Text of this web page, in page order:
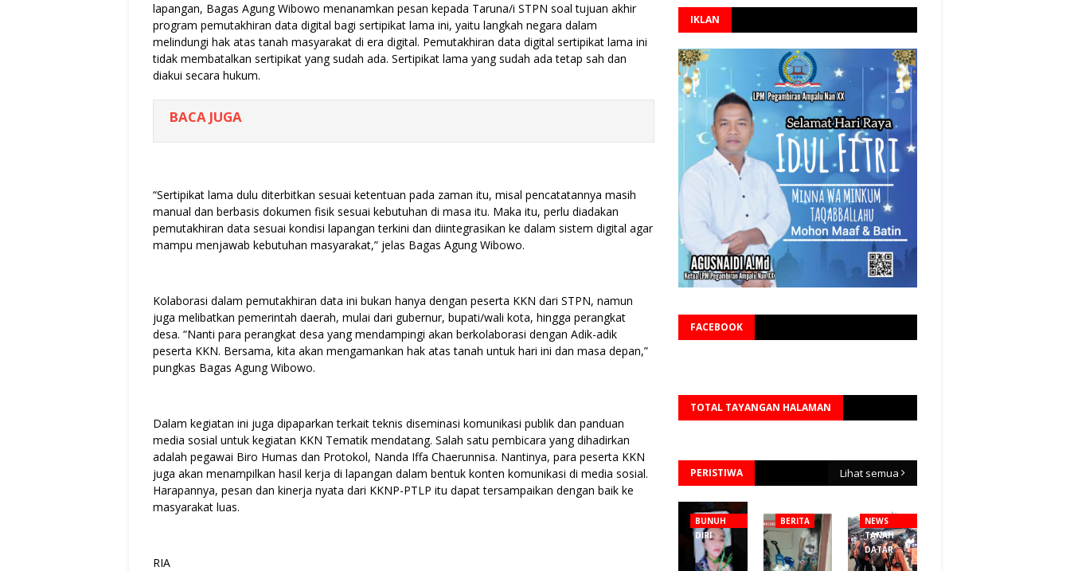
lapangan, Bagas Agung Wibowo menanamkan pesan kepada Taruna/i STPN soal tujuan akhir
program pemutakhiran data digital bagi sertipikat lama ini, yaitu langkah negara dalam
melindungi hak atas tanah masyarakat di era digital. Pemutakhiran data digital sertipikat lama ini
tidak membatalkan sertipikat yang sudah ada. Sertipikat lama yang sudah ada tetap sah dan
diakui secara hukum.
BACA JUGA
“Sertipikat lama dulu diterbitkan sesuai ketentuan pada zaman itu, misal pencatatannya masih
manual dan berbasis dokumen fisik sesuai kebutuhan di masa itu. Maka itu, perlu diadakan
pemutakhiran data sesuai kondisi lapangan terkini dan diintegrasikan ke dalam sistem digital agar
mampu menjawab kebutuhan masyarakat,” jelas Bagas Agung Wibowo.
Kolaborasi dalam pemutakhiran data ini bukan hanya dengan peserta KKN dari STPN, namun
juga melibatkan pemerintah daerah, mulai dari gubernur, bupati/wali kota, hingga perangkat
desa. “Nanti para perangkat desa yang mendampingi akan berkolaborasi dengan Adik-adik
peserta KKN. Bersama, kita akan mengamankan hak atas tanah untuk hari ini dan masa depan,”
pungkas Bagas Agung Wibowo.
Dalam kegiatan ini juga dipaparkan terkait teknis diseminasi komunikasi publik dan panduan
media sosial untuk kegiatan KKN Tematik mendatang. Salah satu pembicara yang dihadirkan
adalah pegawai Biro Humas dan Protokol, Nanda Iffa Chaerunnisa. Nantinya, para peserta KKN
juga akan menampilkan hasil kerja di lapangan dalam bentuk konten komunikasi di media sosial.
Harapannya, pesan dan kinerja nyata dari KKNP-PTLP itu dapat tersampaikan dengan baik ke
masyarakat luas.
RIA
IKLAN
FACEBOOK
TOTAL TAYANGAN HALAMAN
PERISTIWA Lihat semua
BUNUH
DIRI
BERITA
NEWS
TANAH
DATAR